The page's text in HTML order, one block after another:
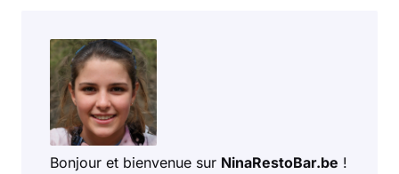
Bonjour et bienvenue sur NinaRestoBar.be !